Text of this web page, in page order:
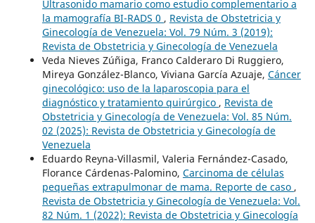
Ultrasonido mamario como estudio complementario a
la mamografía BI-RADS 0 , Revista de Obstetricia y
Ginecología de Venezuela: Vol. 79 Núm. 3 (2019):
Revista de Obstetricia y Ginecología de Venezuela
Veda Nieves Zúñiga, Franco Calderaro Di Ruggiero,
Mireya González-Blanco, Viviana García Azuaje, Cáncer
ginecológico: uso de la laparoscopia para el
diagnóstico y tratamiento quirúrgico , Revista de
Obstetricia y Ginecología de Venezuela: Vol. 85 Núm.
02 (2025): Revista de Obstetricia y Ginecología de
Venezuela
Eduardo Reyna-Villasmil, Valeria Fernández-Casado,
Florance Cárdenas-Palomino, Carcinoma de células
pequeñas extrapulmonar de mama. Reporte de caso ,
Revista de Obstetricia y Ginecología de Venezuela: Vol.
82 Núm. 1 (2022): Revista de Obstetricia y Ginecología